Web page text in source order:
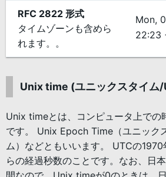
RFC 2822 形式
タイムゾーンも含めら
れます。。
Mon,
22:23
Unix time (ユニックスタイム/
Unix timeとは、コンピュータ上での
です。 Unix Epoch Time（ユニック
ム）などともいいます。 UTCの
らの経過秒数のことです。なお、日